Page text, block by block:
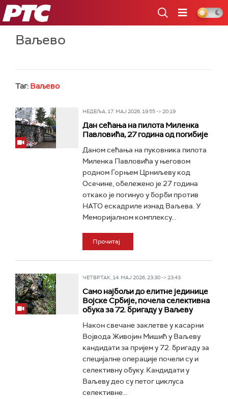
РТС
Ваљево
Таг: Ваљево
НЕДЕЉА, 17. МАЈ 2026, 19:55 -> 20:19
Дан сећања на пилота Миленка
Павловића, 27 година од погибије
Даном сећања на пуковника пилота
Миленка Павловића у његовом
родном Горњем Црниљеву код
Осечине, обележено је 27 година
откако је погинуо у борби против
НАТО ескадриле изнад Ваљева. У
Меморијалном комплексу...
Прочитај
ЧЕТВРТАК, 14. МАЈ 2026, 23:30 -> 23:43
Само најбољи до елитне јединице
Војске Србије, почела селективна
обука за 72. бригаду у Ваљеву
Након свечане заклетве у касарни
Војвода Живојин Мишић у Ваљеву
кандидати за пријем у 72. бригаду за
специјалне операције почели су и
селективну обуку. Кандидати у
Ваљеву део су петог циклуса
селективне...